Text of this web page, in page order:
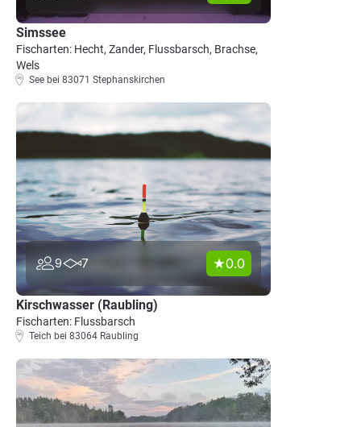
Simssee
Fischarten: Hecht, Zander, Flussbarsch, Brachse,
Wels
See bei 83071 Stephanskirchen
9 7 0.0
Kirschwasser (Raubling)
Fischarten: Flussbarsch
Teich bei 83064 Raubling